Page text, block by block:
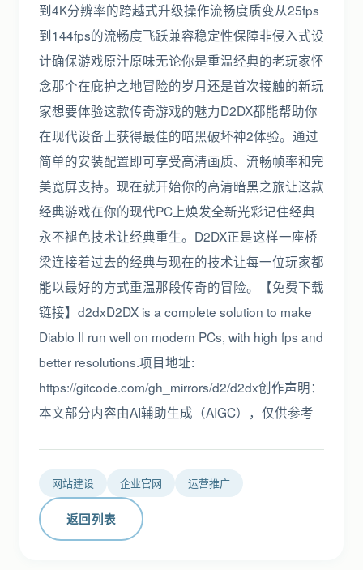
到4K分辨率的跨越式升级操作流畅度质变从25fps
到144fps的流畅度飞跃兼容稳定性保障非侵入式设
计确保游戏原汁原味无论你是重温经典的老玩家怀
念那个在庇护之地冒险的岁月还是首次接触的新玩
家想要体验这款传奇游戏的魅力D2DX都能帮助你
在现代设备上获得最佳的暗黑破坏神2体验。通过
简单的安装配置即可享受高清画质、流畅帧率和完
美宽屏支持。现在就开始你的高清暗黑之旅让这款
经典游戏在你的现代PC上焕发全新光彩记住经典
永不褪色技术让经典重生。D2DX正是这样一座桥
梁连接着过去的经典与现在的技术让每一位玩家都
能以最好的方式重温那段传奇的冒险。【免费下载
链接】d2dxD2DX is a complete solution to make
Diablo II run well on modern PCs, with high fps and
better resolutions.项目地址:
https://gitcode.com/gh_mirrors/d2/d2dx创作声明：
本文部分内容由AI辅助生成（AIGC），仅供参考
网站建设 企业官网 运营推广
返回列表